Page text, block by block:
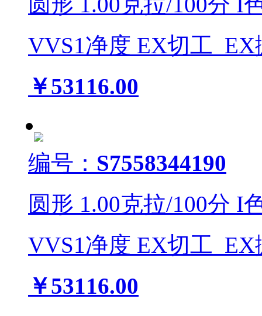
VVS1净度 EX切工 EX
￥53116.00
编号： S7558344190
圆形 1.00克拉/100分 I
VVS1净度 EX切工 EX
￥53116.00